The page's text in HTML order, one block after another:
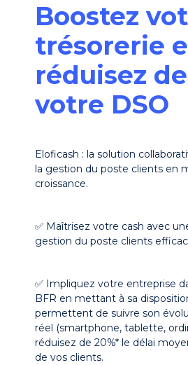
Boostez
trésorerie
réduisez
votre DSO
Eloficash : la solution
la gestion du poste clients en
croissance.
✅ Maîtrisez votre cash avec
gestion du poste clients
✅ Impliquez votre entreprise
BFR en mettant à sa
permettent de suivre son
réel (smartphone, tablette,
réduisez de 20%* le délai
de vos clients.